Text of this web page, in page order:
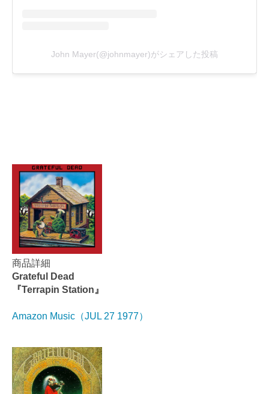
商品詳細
Grateful Dead
『Terrapin Station』
Amazon Music（JUL 27 1977）